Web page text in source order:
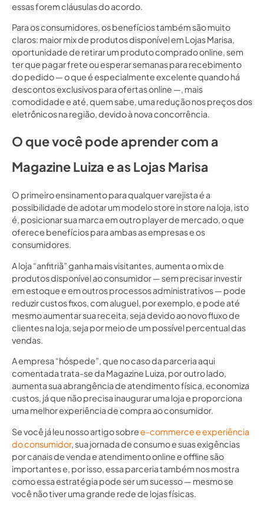
essas forem cláusulas do acordo.
Para os consumidores, os benefícios também são muito
claros: maior mix de produtos disponível em Lojas Marisa,
oportunidade de retirar um produto comprado online, sem
ter que pagar frete ou esperar semanas para recebimento
do pedido — o que é especialmente excelente quando há
descontos exclusivos para ofertas online —, mais
comodidade e até, quem sabe, uma redução nos preços dos
eletrônicos na região, devido à nova concorrência.
O que você pode aprender com a
Magazine Luiza e as Lojas Marisa
O primeiro ensinamento para qualquer varejista é a
possibilidade de adotar um modelo store in store na loja, isto
é, posicionar sua marca em outro player de mercado, o que
oferece benefícios para ambas as empresas e os
consumidores.
A loja “anfitriã” ganha mais visitantes, aumenta o mix de
produtos disponível ao consumidor — sem precisar investir
em estoque e em outros processos administrativos — pode
reduzir custos fixos, com aluguel, por exemplo, e pode até
mesmo aumentar sua receita, seja devido ao novo fluxo de
clientes na loja, seja por meio de um possível percentual das
vendas.
A empresa “hóspede”, que no caso da parceria aqui
comentada trata-se da Magazine Luiza, por outro lado,
aumenta sua abrangência de atendimento física, economiza
custos, já que não precisa inaugurar uma loja e proporciona
uma melhor experiência de compra ao consumidor.
Se você já leu nosso artigo sobree-commerce e experiência
do consumidor, sua jornada de consumo e suas exigências
por canais de venda e atendimento online e offline são
importantes e, por isso, essa parceria também nos mostra
como essa estratégia pode ser um sucesso — mesmo se
você não tiver uma grande rede de lojas físicas.